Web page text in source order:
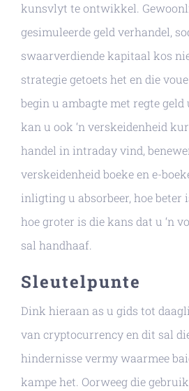
kunsvlyt te ontwikkel.
gesimuleerde geld verhandel,
swaarverdiende kapitaal kos
strategie getoets het en die
begin u ambagte met regte
kan u ook ‘n verskeidenheid
handel in intraday vind,
verskeidenheid boeke en e-
inligting u absorbeer, hoe beter
hoe groter is die kans dat u ‘n
sal handhaaf.
Sleutelpunte
Dink hieraan as u gids tot
van cryptocurrency en dit sal
hindernisse vermy waarmee
kampe het. Oorweeg die